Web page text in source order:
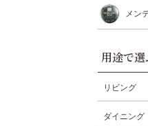
メン
用途で
リビング
ダイニング